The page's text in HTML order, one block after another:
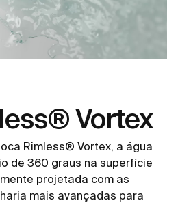
Vortex
Rimless® Vortex, a água
de 360 graus na superfície
projetada com as
mais avançadas para